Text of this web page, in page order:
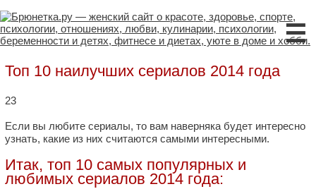
☰
Топ 10 наилучших сериалов 2014 года
23
Если вы любите сериалы, то вам наверняка будет интересно
узнать, какие из них считаются самыми интересными.
Итак, топ 10 самых популярных и
любимых сериалов 2014 года: